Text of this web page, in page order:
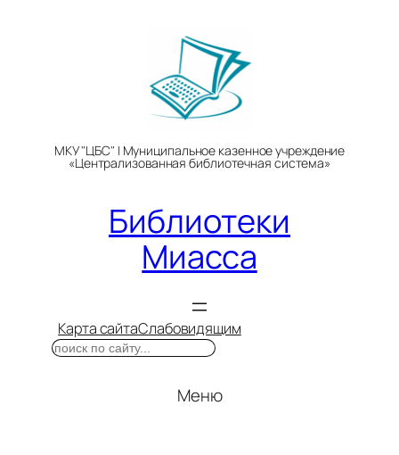
МКУ "ЦБС" | Муниципальное казенное учреждение
«Централизованная библиотечная система»
Библиотеки
Миасса
Карта сайтаСлабовидящим
Поиск
Меню